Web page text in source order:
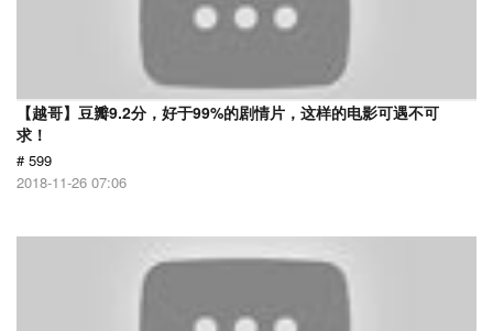
【越哥】豆瓣9.2分，好于99%的剧情片，这样的电影可遇不可
求！
# 599
2018-11-26 07:06